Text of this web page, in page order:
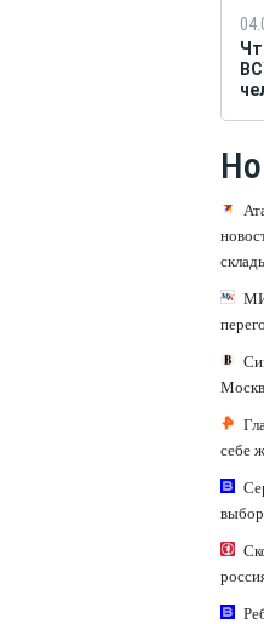
себе